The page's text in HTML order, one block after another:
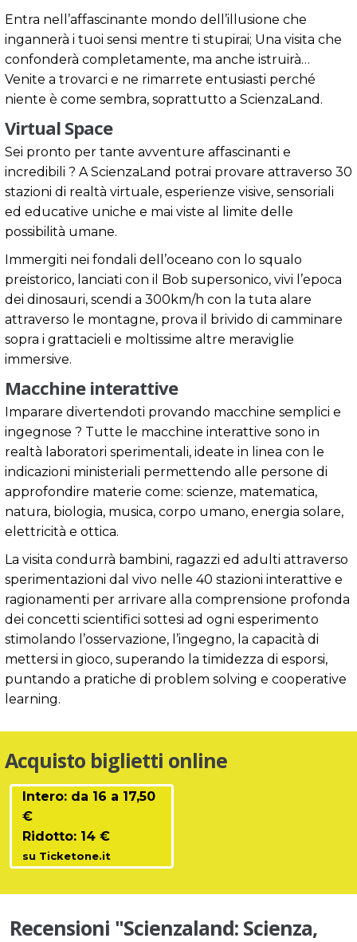
Entra nell’affascinante mondo dell’illusione che
ingannerà i tuoi sensi mentre ti stupirai; Una visita che
confonderà completamente, ma anche istruirà…
Venite a trovarci e ne rimarrete entusiasti perché
niente è come sembra, soprattutto a ScienzaLand.
Virtual Space
Sei pronto per tante avventure affascinanti e
incredibili ? A ScienzaLand potrai provare attraverso 30
stazioni di realtà virtuale, esperienze visive, sensoriali
ed educative uniche e mai viste al limite delle
possibilità umane.
Immergiti nei fondali dell’oceano con lo squalo
preistorico, lanciati con il Bob supersonico, vivi l’epoca
dei dinosauri, scendi a 300km/h con la tuta alare
attraverso le montagne, prova il brivido di camminare
sopra i grattacieli e moltissime altre meraviglie
immersive.
Macchine interattive
Imparare divertendoti provando macchine semplici e
ingegnose ? Tutte le macchine interattive sono in
realtà laboratori sperimentali, ideate in linea con le
indicazioni ministeriali permettendo alle persone di
approfondire materie come: scienze, matematica,
natura, biologia, musica, corpo umano, energia solare,
elettricità e ottica.
La visita condurrà bambini, ragazzi ed adulti attraverso
sperimentazioni dal vivo nelle 40 stazioni interattive e
ragionamenti per arrivare alla comprensione profonda
dei concetti scientifici sottesi ad ogni esperimento
stimolando l’osservazione, l’ingegno, la capacità di
mettersi in gioco, superando la timidezza di esporsi,
puntando a pratiche di problem solving e cooperative
learning.
Acquisto biglietti online
Intero: da 16 a 17,50
€
Ridotto: 14 €
su Ticketone.it
Recensioni "Scienzaland: Scienza,